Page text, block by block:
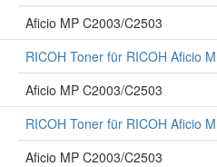
Aficio MP C2003/C2503
RICOH Toner für RICOH Aficio
Aficio MP C2003/C2503
RICOH Toner für RICOH Aficio
Aficio MP C2003/C2503